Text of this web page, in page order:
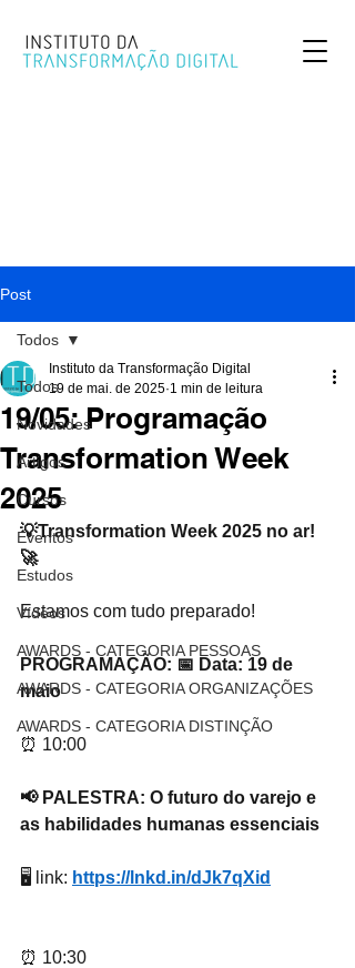
Post
Todos
Novidades
Artigos
Cursos
Eventos
Estudos
Vídeos
AWARDS - CATEGORIA PESSOAS
AWARDS - CATEGORIA ORGANIZAÇÕES
AWARDS - CATEGORIA DISTINÇÃO
Todos
19/05: Programação
Transformation Week
2025
Instituto da Transformação Digital
19 de mai. de 2025 1 min de leitura
💡Transformation Week 2025 no ar!
🚀
Estamos com tudo preparado!
PROGRAMAÇÃO: 📅 Data: 19 de
maio
⏰ 10:00
📢 PALESTRA: O futuro do varejo e
as habilidades humanas essenciais
🖥 link: https://lnkd.in/dJk7qXid
⏰ 10:30